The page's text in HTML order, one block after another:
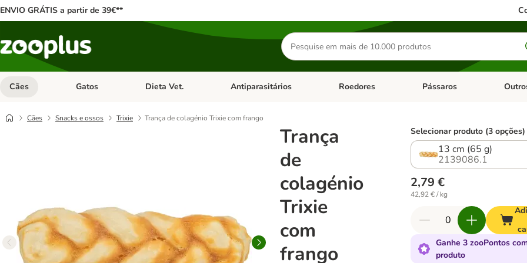
ENVIO GRÁTIS a partir de 39€**
Pesquisar
produtos
Cães Abrir menu de categoria: Cães
Gatos Abrir menu de categoria: Gatos
Dieta Vet. Abrir menu de categoria: Dieta Vet.
Antiparasitários Abrir menu de categoria: Antiparasitários
Roedores Abrir menu de categoria:
Pássaros Abrir
Cães Snacks e ossos Trixie Trança de colagénio Trixie com frango
Trança
de
colagénio
Trixie
com
frango
Selecionar produto (3 opções)
13 cm (65 g)
2139086.1
2,79 €
42,92 € / kg
Ganhe 3 zooPontos
produto